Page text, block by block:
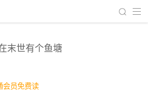
末世有个鱼塘
会员免费读